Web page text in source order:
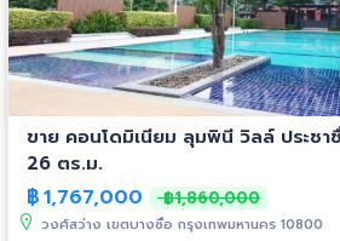
ขาย คอนโดมิเนียม ลุมพินี วิลล์ ประช
26 ตร.ม.
฿1,767,000 ฿1,860,000
วงศ์สว่าง เขตบางซื่อ กรุงเทพมหานคร 10800